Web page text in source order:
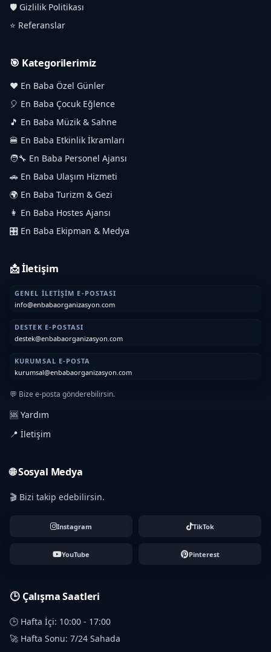
🛡️ Gizlilik Politikası
⭐ Referanslar
🎯 Kategorilerimiz
❤️ En Baba Özel Günler
🎈 En Baba Çocuk Eğlence
🎵 En Baba Müzik & Sahne
🍔 En Baba Etkinlik İkramları
🧑‍🔧 En Baba Personel Ajansı
🚗 En Baba Ulaşım Hizmeti
🌍 En Baba Turizm & Gezi
👩 En Baba Hostes Ajansı
🎛️ En Baba Ekipman & Medya
📩 İletişim
GENEL İLETIŞIM E-POSTASI
info@enbabaorganizasyon.com
DESTEK E-POSTASI
destek@enbabaorganizasyon.com
KURUMSAL E-POSTA
kurumsal@enbabaorganizasyon.com
💬 Bize e-posta gönderebilirsin.
🆘 Yardım
📍 İletişim
🌐 Sosyal Medya
🎬 Bizi takip edebilirsin.
Instagram TikTok
YouTube Pinterest
🕒 Çalışma Saatleri
🕒 Hafta İçi: 10:00 - 17:00
🚀 Hafta Sonu: 7/24 Sahada